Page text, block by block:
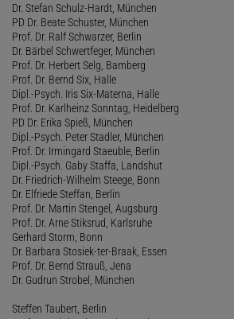
Dr. Stefan Schulz-Hardt, München
PD Dr. Beate Schuster, München
Prof. Dr. Ralf Schwarzer, Berlin
Dr. Bärbel Schwertfeger, München
Prof. Dr. Herbert Selg, Bamberg
Prof. Dr. Bernd Six, Halle
Dipl.-Psych. Iris Six-Materna, Halle
Prof. Dr. Karlheinz Sonntag, Heidelberg
PD Dr. Erika Spieß, München
Dipl.-Psych. Peter Stadler, München
Prof. Dr. Irmingard Staeuble, Berlin
Dipl.-Psych. Gaby Staffa, Landshut
Dr. Friedrich-Wilhelm Steege, Bonn
Dr. Elfriede Steffan, Berlin
Prof. Dr. Martin Stengel, Augsburg
Prof. Dr. Arne Stiksrud, Karlsruhe
Gerhard Storm, Bonn
Dr. Barbara Stosiek-ter-Braak, Essen
Prof. Dr. Bernd Strauß, Jena
Dr. Gudrun Strobel, München
Steffen Taubert, Berlin